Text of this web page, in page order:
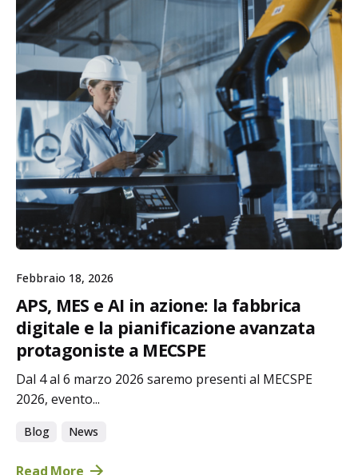
Febbraio 18, 2026
APS, MES e AI in azione: la fabbrica
digitale e la pianificazione avanzata
protagoniste a MECSPE
Dal 4 al 6 marzo 2026 saremo presenti al MECSPE
2026, evento...
Blog News
Read More